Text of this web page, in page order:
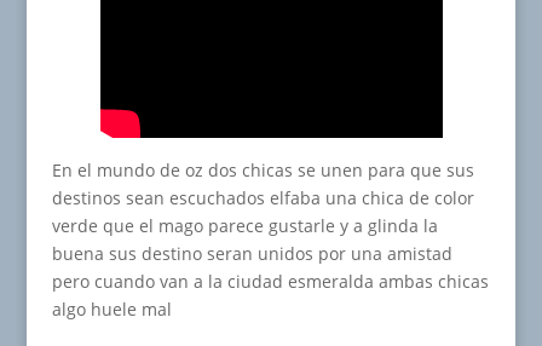
En el mundo de oz dos chicas se unen para que sus
destinos sean escuchados elfaba una chica de color
verde que el mago parece gustarle y a glinda la
buena sus destino seran unidos por una amistad
pero cuando van a la ciudad esmeralda ambas chicas
algo huele mal